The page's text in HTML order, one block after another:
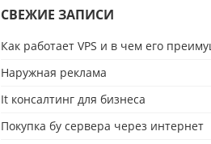
СВЕЖИЕ ЗАПИСИ
Как работает VPS и в чем его
Наружная реклама
It консалтинг для бизнеса
Покупка бу сервера через интернет